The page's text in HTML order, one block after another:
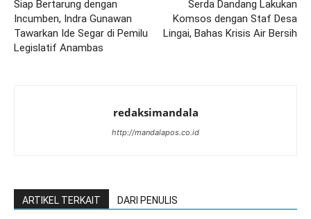
Siap Bertarung dengan
Incumben, Indra Gunawan
Tawarkan Ide Segar di Pemilu
Legislatif Anambas
Serda Dandang Lakukan
Komsos dengan Staf Desa
Lingai, Bahas Krisis Air Bersih
redaksimandala
http://mandalapos.co.id
ARTIKEL TERKAIT DARI PENULIS